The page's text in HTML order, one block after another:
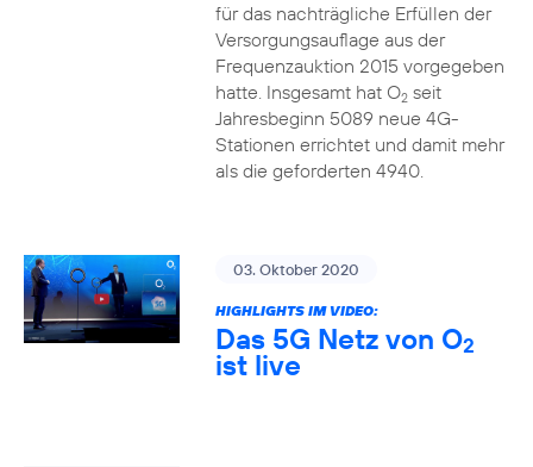
für das nachträgliche Erfüllen der
Versorgungsauflage aus der
Frequenzauktion 2015 vorgegeben
hatte. Insgesamt hat O2seit
Jahresbeginn 5089 neue 4G-
Stationen errichtet und damit mehr
als die geforderten 4940.
03. Oktober 2020
HIGHLIGHTS IM VIDEO:
Das 5G Netz von O2
ist live